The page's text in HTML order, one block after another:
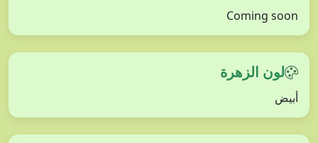
Coming soon
لون الزهرة
أبيض